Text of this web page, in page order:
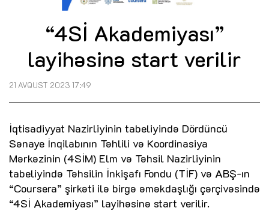
“4Sİ Akademiyası”
layihəsinə start verilir
21 AVQUST 2023 17:49
İqtisadiyyat Nazirliyinin tabeliyində Dördüncü
Sənaye İnqilabının Təhlili və Koordinasiya
Mərkəzinin (4SİM) Elm və Təhsil Nazirliyinin
tabeliyində Təhsilin İnkişafı Fondu (TİF) və ABŞ-ın
“Coursera” şirkəti ilə birgə əməkdaşlığı çərçivəsində
“4Sİ Akademiyası” layihəsinə start verilir.